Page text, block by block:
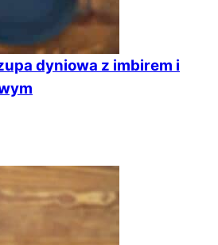
dyniowa z imbirem i